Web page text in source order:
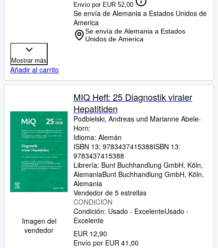
Envío por EUR 52,00
Se envía de Alemania a Estados Unidos de
America
Se envía de Alemania a Estados
Unidos de America
Mostrar más
Añadir al carrito
Imagen del
vendedor
MIQ Heft: 25 Diagnostik viraler
Hepatitiden
Podbielski, Andreas und Marianne Abele-
Horn:
Idioma: Alemán
ISBN 13: 9783437415388ISBN 13:
9783437415388
Librería: Bunt Buchhandlung GmbH, Köln,
AlemaniaBunt Buchhandlung GmbH, Köln,
Alemania
Vendedor de 5 estrellas
CONDICIÓN
Condición: Usado - ExcelenteUsado -
Excelente
EUR 12,90
Envío por EUR 41,00